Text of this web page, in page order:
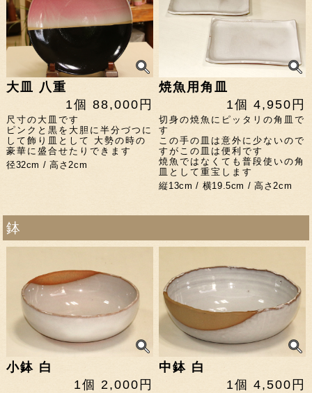
大皿 八重
1個 88,000円
尺寸の大皿です
ピンクと黒を大胆に半分づつに
して飾り皿として 大勢の時の
豪華に盛合せたりできます
径32cm / 高さ2cm
焼魚用角皿
1個 4,950円
切身の焼魚にピッタリの角皿で
す
この手の皿は意外に少ないので
すがこの皿は便利です
焼魚ではなくても普段使いの角
皿として重宝します
縦13cm / 横19.5cm / 高さ2cm
鉢
小鉢 白
1個 2,000円
中鉢 白
1個 4,500円